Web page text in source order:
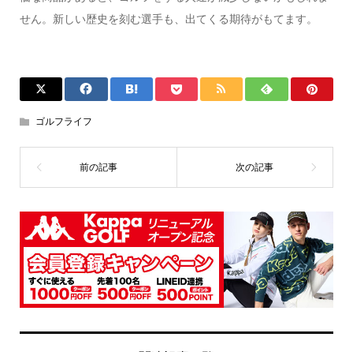
せん。新しい歴史を刻む選手も、出てくる期待がもてます。
ゴルフライフ